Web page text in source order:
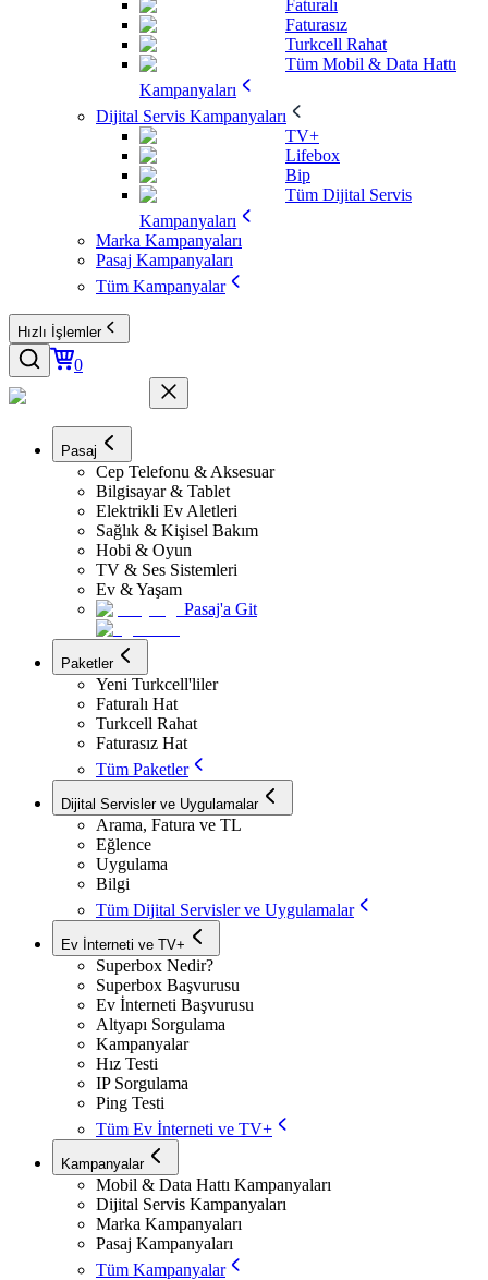
Faturalı
Faturasız
Turkcell Rahat
Tüm Mobil & Data Hattı
Kampanyaları
Dijital Servis Kampanyaları
TV+
Lifebox
Bip
Tüm Dijital Servis
Kampanyaları
Marka Kampanyaları
Pasaj Kampanyaları
Tüm Kampanyalar
Hızlı İşlemler
0
Pasaj
Cep Telefonu & Aksesuar
Bilgisayar & Tablet
Elektrikli Ev Aletleri
Sağlık & Kişisel Bakım
Hobi & Oyun
TV & Ses Sistemleri
Ev & Yaşam
Pasaj'a Git
Paketler
Yeni Turkcell'liler
Faturalı Hat
Turkcell Rahat
Faturasız Hat
Tüm Paketler
Dijital Servisler ve Uygulamalar
Arama, Fatura ve TL
Eğlence
Uygulama
Bilgi
Tüm Dijital Servisler ve Uygulamalar
Ev İnterneti ve TV+
Superbox Nedir?
Superbox Başvurusu
Ev İnterneti Başvurusu
Altyapı Sorgulama
Kampanyalar
Hız Testi
IP Sorgulama
Ping Testi
Tüm Ev İnterneti ve TV+
Kampanyalar
Mobil & Data Hattı Kampanyaları
Dijital Servis Kampanyaları
Marka Kampanyaları
Pasaj Kampanyaları
Tüm Kampanyalar